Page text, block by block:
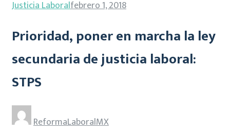
Justicia Laboralfebrero 1, 2018
Prioridad, poner en marcha la ley
secundaria de justicia laboral:
STPS
ReformaLaboralMX